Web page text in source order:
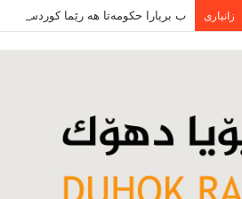
زانیاری ب بریارا حکومەتا ھە رێما